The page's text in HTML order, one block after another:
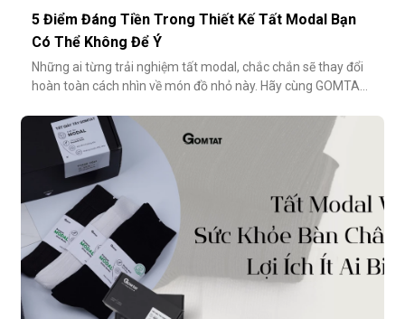
5 Điểm Đáng Tiền Trong Thiết Kế Tất Modal Bạn
Có Thể Không Để Ý
Những ai từng trải nghiệm tất modal, chắc chắn sẽ thay đổi
hoàn toàn cách nhìn về món đồ nhỏ này. Hãy cùng GOMTAT
modal cao cấp – những điều có thể bạn chưa từng để ý
nhưng lại ảnh hưởng rất nhiều đến trải nghiệm hằng
ngày.Chất liệu sợi modalĐiểm